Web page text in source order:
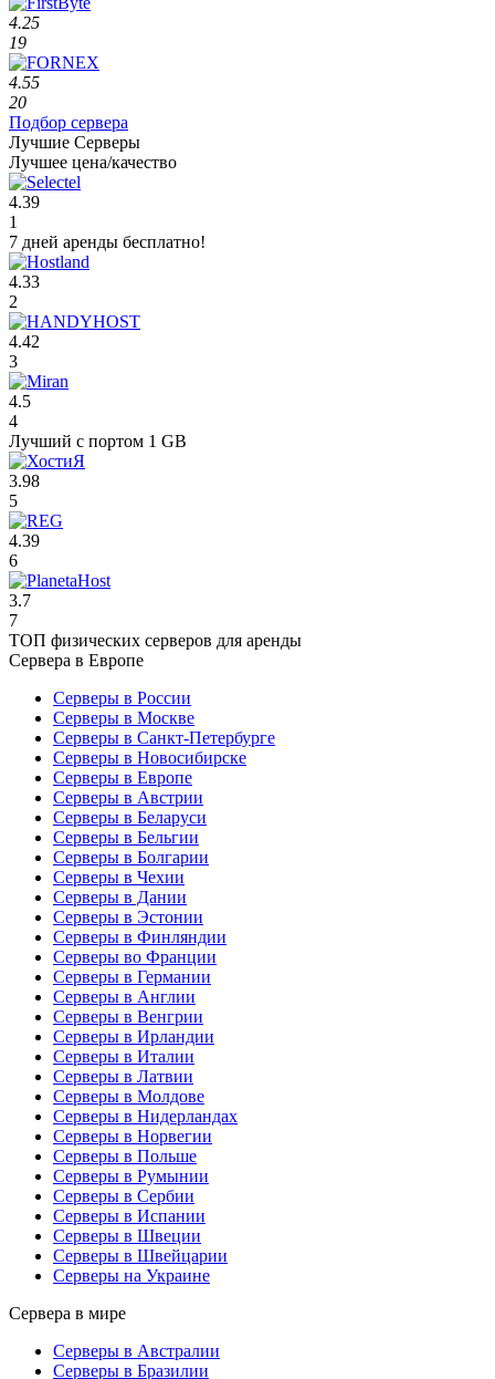
4.25
19
4.55
20
Подбор сервера
Лучшие Серверы
Лучшее цена/качество
4.39
1
7 дней аренды бесплатно!
4.33
2
4.42
3
4.5
4
Лучший с портом 1 GB
3.98
5
4.39
6
3.7
7
ТОП физических серверов для аренды
Сервера в Европе
Серверы в России
Серверы в Москве
Серверы в Санкт-Петербурге
Серверы в Новосибирске
Серверы в Европе
Серверы в Австрии
Серверы в Беларуси
Серверы в Бельгии
Серверы в Болгарии
Серверы в Чехии
Серверы в Дании
Серверы в Эстонии
Серверы в Финляндии
Серверы во Франции
Серверы в Германии
Серверы в Англии
Серверы в Венгрии
Серверы в Ирландии
Серверы в Италии
Серверы в Латвии
Серверы в Молдове
Серверы в Нидерландах
Серверы в Норвегии
Серверы в Польше
Серверы в Румынии
Серверы в Сербии
Серверы в Испании
Серверы в Швеции
Серверы в Швейцарии
Серверы на Украине
Сервера в мире
Серверы в Австралии
Серверы в Бразилии